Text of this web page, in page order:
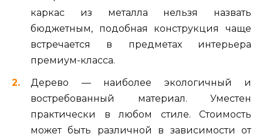
каркас из металла нельзя назвать
бюджетным, подобная конструкция чаще
встречается в предметах интерьера
премиум-класса.
Дерево — наиболее экологичный и
востребованный материал. Уместен
практически в любом стиле. Стоимость
может быть различной в зависимости от